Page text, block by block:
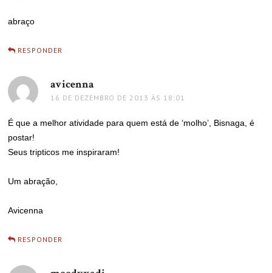
abraço
RESPONDER
avicenna
16 DE DEZEMBRO DE 2013 ÀS 18:01
É que a melhor atividade para quem está de ‘molho’, Bisnaga, é
postar!
Seus tripticos me inspiraram!
Um abração,
Avicenna
RESPONDER